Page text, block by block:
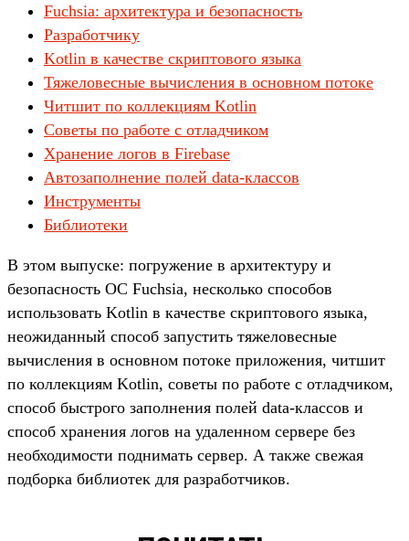
Fuchsia: архитектура и безопасность
Разработчику
Kotlin в качестве скриптового языка
Тяжеловесные вычисления в основном потоке
Читшит по коллекциям Kotlin
Советы по работе с отладчиком
Хранение логов в Firebase
Автозаполнение полей data-классов
Инструменты
Библиотеки
В этом выпуске: погружение в архитектуру и
безопасность ОС Fuchsia, несколько способов
использовать Kotlin в качестве скриптового языка,
неожиданный способ запустить тяжеловесные
вычисления в основном потоке приложения, читшит
по коллекциям Kotlin, советы по работе с отладчиком,
способ быстрого заполнения полей data-классов и
способ хранения логов на удаленном сервере без
необходимости поднимать сервер. А также свежая
подборка библиотек для разработчиков.